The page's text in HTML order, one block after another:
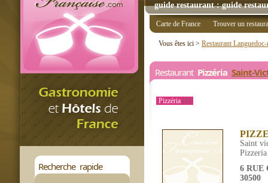
guide restaurant : guide
Recherche rapide
Carte de France Trouver un
Vous êtes ici > Restaurant
Restaurant Pizzéria Saint-
Pizzéria (1)
Saint
Pizzeria
6 RUE
30500